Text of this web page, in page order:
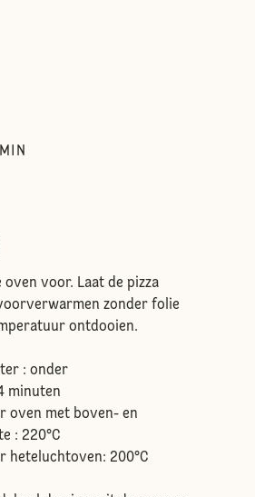
MIN
oven voor. Laat de pizza
zonder folie
ontdooien.
: onder
minuten
oven met boven- en
: 220°C
heteluchtoven: 200°C